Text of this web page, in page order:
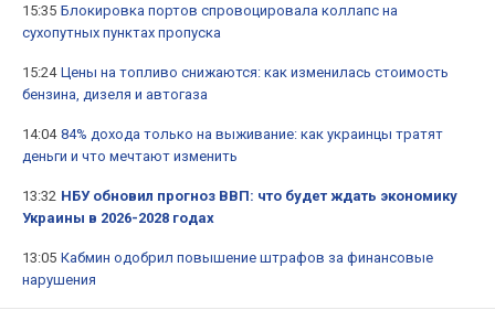
15:35 Блокировка портов спровоцировала коллапс на
сухопутных пунктах пропуска
15:24 Цены на топливо снижаются: как изменилась стоимость
бензина, дизеля и автогаза
14:04 84% дохода только на выживание: как украинцы тратят
деньги и что мечтают изменить
13:32 НБУ обновил прогноз ВВП: что будет ждать экономику
Украины в 2026-2028 годах
13:05 Кабмин одобрил повышение штрафов за финансовые
нарушения